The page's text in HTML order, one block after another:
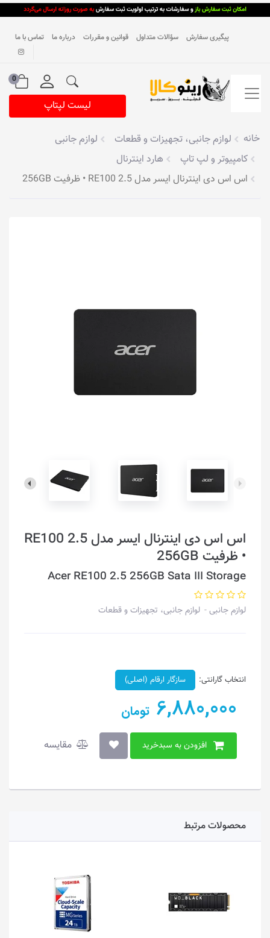
پیگیری سفارش سؤالات متداول قوانین و مقررات درباره ما تماس با ما
0
لیست لپتاپ
خانه لوازم جانبی، تجهیزات و قطعات
لوازم جانبی
کامپیوتر و لپ تاپ
هارد اینترنال
اس اس دی اینترنال ایسر مدل ‎‎RE100 2.5 • ظرفیت 256GB
اس اس دی اینترنال ایسر مدل ‎‎RE100 2.5
• ظرفیت 256GB
Acer RE100 2.5 256GB Sata III Storage
لوازم جانبی لوازم جانبی، تجهیزات و قطعات
انتخاب گارانتی: سازگار ارقام (اصلی)
6,880,000 تومان
افزودن به سبدخرید مقایسه
محصولات مرتبط